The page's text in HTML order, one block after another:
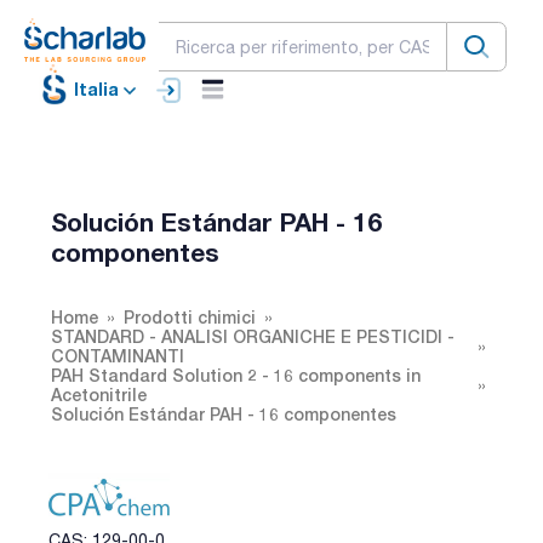
Italia
Solución Estándar PAH - 16
componentes
Home
Prodotti chimici
STANDARD - ANALISI ORGANICHE E PESTICIDI -
CONTAMINANTI
PAH Standard Solution 2 - 16 components in
Acetonitrile
Solución Estándar PAH - 16 componentes